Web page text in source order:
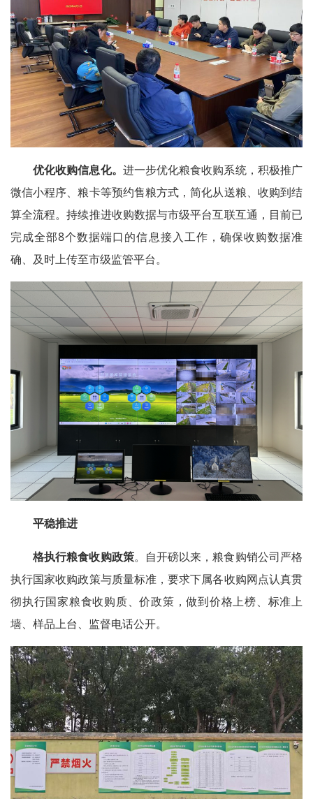
优化收购信息化。 进一步优化粮食收购系统，积极推广
微信小程序、粮卡等预约售粮方式，简化从送粮、收购到结
算全流程。持续推进收购数据与市级平台互联互通，目前已
完成全部8个数据端口的信息接入工作，确保收购数据准
确、及时上传至市级监管平台。
平稳推进
格执行粮食收购政策。自开磅以来，粮食购销公司严格
执行国家收购政策与质量标准，要求下属各收购网点认真贯
彻执行国家粮食收购质、价政策，做到价格上榜、标准上
墙、样品上台、监督电话公开。